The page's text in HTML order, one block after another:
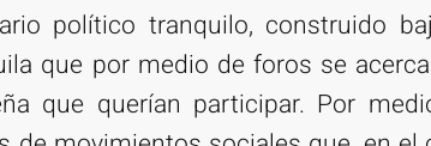
político tranquilo, construido
que por medio de foros se
que querían participar. Por